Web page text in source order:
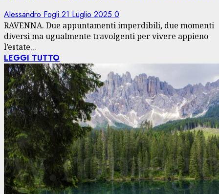
Alessandro Fogli 21 Luglio 2025 0
RAVENNA. Due appuntamenti imperdibili, due momenti
diversi ma ugualmente travolgenti per vivere appieno
l’estate...
LEGGI TUTTO